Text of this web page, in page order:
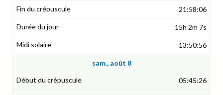
21:58:06
15h 2m 7s
13:50:56
sam., août 8
05:45:26